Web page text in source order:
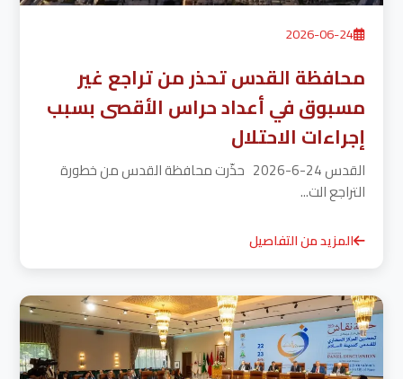
2026-06-24
محافظة القدس تحذر من تراجع غير
مسبوق في أعداد حراس الأقصى بسبب
إجراءات الاحتلال
القدس 24-6-2026 حذّرت محافظة القدس من خطورة
التراجع الت...
المزيد من التفاصيل